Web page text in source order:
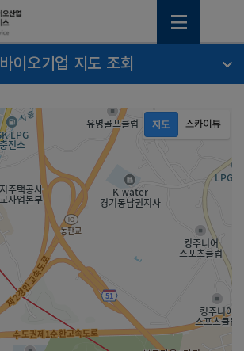
바이오기업 지도 조회